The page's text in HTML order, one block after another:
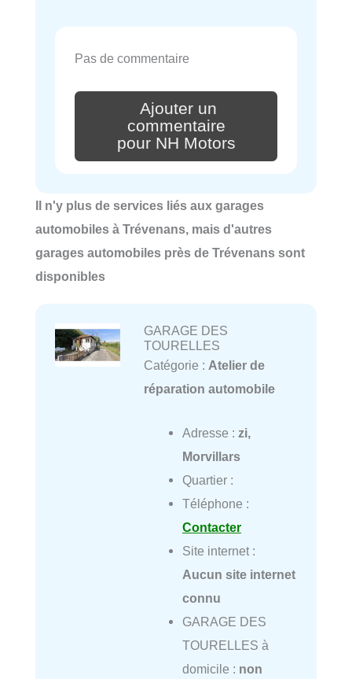
Pas de commentaire
Ajouter un
commentaire
pour NH Motors
Il n'y plus de services liés aux garages
automobiles à Trévenans, mais d'autres
garages automobiles près de Trévenans sont
disponibles
GARAGE DES
TOURELLES
Catégorie : Atelier de
réparation automobile
Adresse : zi,
Morvillars
Quartier :
Téléphone :
Contacter
Site internet :
Aucun site internet
connu
GARAGE DES
TOURELLES à
domicile : non